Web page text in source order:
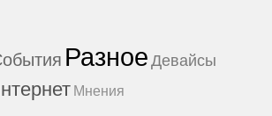
РазноеДевайсы
Мнения